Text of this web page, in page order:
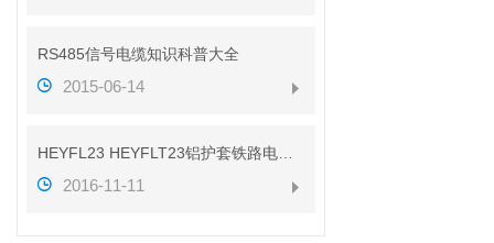
RS485信号电缆知识科普大全
2015-06-14
2016-11-11